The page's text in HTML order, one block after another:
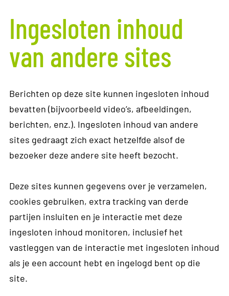
Ingesloten inhoud
van andere sites
Berichten op deze site kunnen ingesloten inhoud
bevatten (bijvoorbeeld video’s, afbeeldingen,
berichten, enz.). Ingesloten inhoud van andere
sites gedraagt zich exact hetzelfde alsof de
bezoeker deze andere site heeft bezocht.
Deze sites kunnen gegevens over je verzamelen,
cookies gebruiken, extra tracking van derde
partijen insluiten en je interactie met deze
ingesloten inhoud monitoren, inclusief het
vastleggen van de interactie met ingesloten inhoud
als je een account hebt en ingelogd bent op die
site.